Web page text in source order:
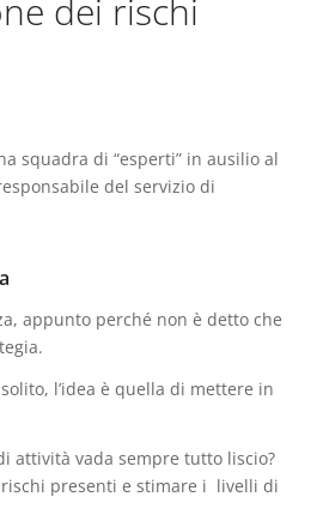
dei rischi
squadra di “esperti” in ausilio al
del servizio di
appunto perché non è detto che
l’idea è quella di mettere in
attività vada sempre tutto liscio?
presenti e stimare i livelli di